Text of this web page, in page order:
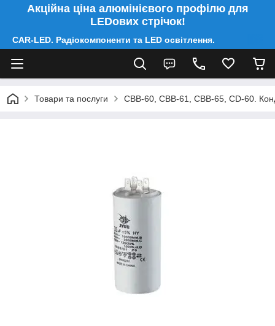
Акційна ціна алюмінієвого профілю для
LEDових стрічок!
CAR-LED. Радіокомпоненти та LED освітлення.
Товари та послуги CBB-60, CBB-61, CBB-65, CD-60.